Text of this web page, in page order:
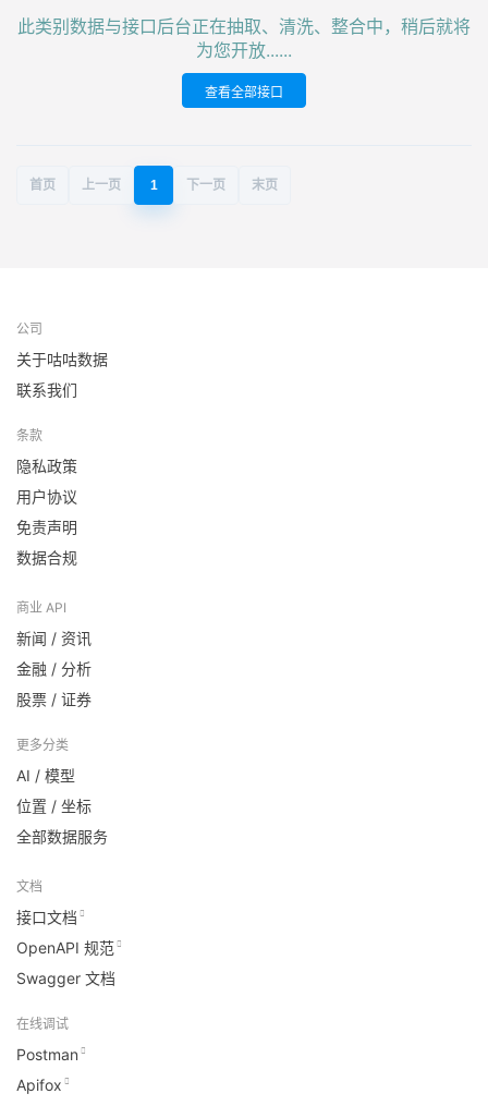
此类别数据与接口后台正在抽取、清洗、整合中，稍后就将
为您开放......
查看全部接口
首页 上一页 1 下一页 末页
公司
关于咕咕数据
联系我们
条款
隐私政策
用户协议
免责声明
数据合规
商业 API
新闻 / 资讯
金融 / 分析
股票 / 证券
更多分类
AI / 模型
位置 / 坐标
全部数据服务
文档
接口文档
OpenAPI 规范
Swagger 文档
在线调试
Postman
Apifox